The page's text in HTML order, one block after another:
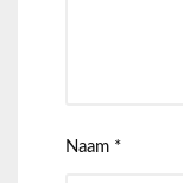
Naam *